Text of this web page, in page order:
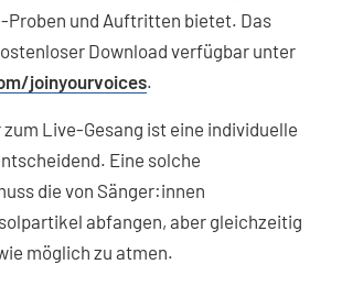
Proben und Auftritten bietet. Das
Download verfügbar unter
joinyourvoices.
Live-Gesang ist eine individuelle
Eine solche
die von Sänger:innen
abfangen, aber gleichzeitig
möglich zu atmen.